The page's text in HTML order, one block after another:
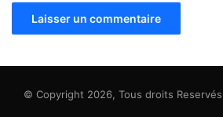
© Copyright 2026, Tous droits